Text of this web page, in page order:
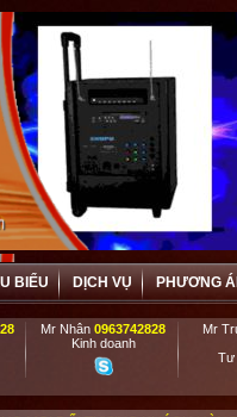
BIỂU DỊCH VỤ PHƯƠNG
Mr Nhân0963742828
Kinh doanh
Mr
Tư